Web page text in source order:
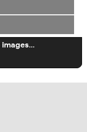
images…